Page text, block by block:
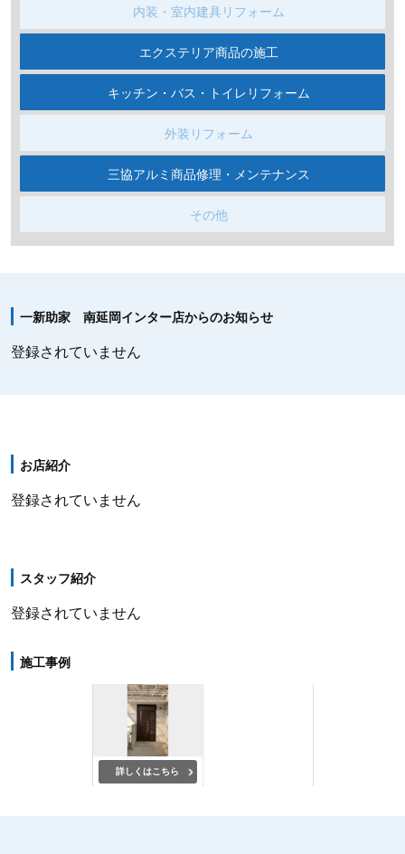
内装・室内建具リフォーム
エクステリア商品の施工
キッチン・バス・トイレリフォーム
外装リフォーム
三協アルミ商品修理・メンテナンス
その他
一新助家 南延岡インター店からのお知らせ
登録されていません
お店紹介
登録されていません
スタッフ紹介
登録されていません
施工事例
詳しくはこちら